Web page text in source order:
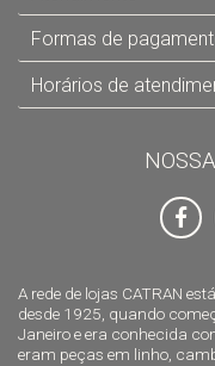
A rede de lojas CATRAN
desde 1925, quando
Janeiro e era conhecida
eram peças em linho,
Formas de
Horários de